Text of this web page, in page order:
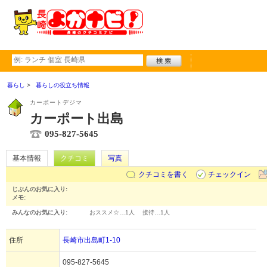
暮らし 暮らしの役立ち情報
カーポートデジマ
カーポート出島
095-827-5645
基本情報 クチコミ
写真
クチコミを書く
チェックイン
じぶんのお気に入り:
メモ:
みんなのお気に入り: おススメ☆… 1人 接待… 1人
住所 長崎市出島町1-10
095-827-5645